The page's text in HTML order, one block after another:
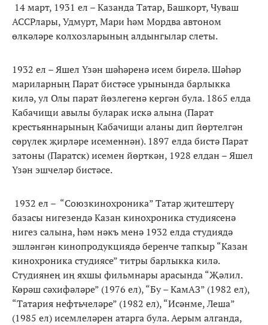
14 март, 1931 ел – Казанда Татар, Башкорт, Чуваш
АССРлары, Удмурт, Мари һәм Мордва автоном
өлкәләре колхозларының алдынгылар слеты.
1932 ел – Яшел Үзән шәһәренә исем бирелә. Шәһәр
мариларның Парат бистәсе урынында барлыкка
килә, ул Олы парат йөзлегенә кергән була. 1865 елда
Кабачищи авылы буларак искә алына (Парат
крестьяннарының Кабачищи аланы дип йөртелгән
сөрүлек җирләре исеменнән). 1897 елда бистә Парат
затоны (Паратск) исемен йөрткән, 1928 елдан – Яшел
Үзән эшчеләр бистәсе.
1932 ел – “Союзкинохроника” Татар җитештерү
базасы нигезендә Казан кинохроника студиясенә
нигез салына, һәм нәкъ менә 1932 елда студиядә
эшләнгән кинопродукциядә беренче тапкыр “Казан
кинохроника студиясе” титры барлыкка килә.
Студиянең иң яхшы фильмнары арасында “Җәлил.
Көрәш сәхифәләре” (1976 ел), “Бу – КамАЗ” (1982 ел),
“Татария нефтьчеләре” (1982 ел), “Исәнме, Леша”
(1985 ел) исемлеләрен атарга була. Аерым алганда,